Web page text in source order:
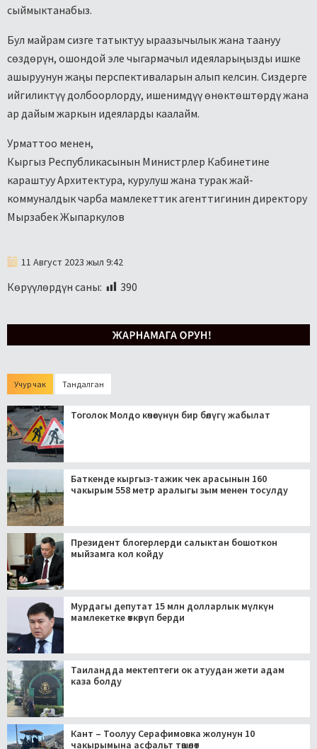
сыймыктанабыз.
Бул майрам сизге татыктуу ыраазычылык жана таануу
сөздөрүн, ошондой эле чыгармачыл идеяларыңызды ишке
ашыруунун жаңы перспективаларын алып келсин. Сиздерге
ийгиликтүү долбоорлорду, ишенимдүү өнөктөштөрдү жана
ар дайым жаркын идеяларды каалайм.
Урматтоо менен,
Кыргыз Республикасынын Министрлер Кабинетине
караштуу Архитектура, курулуш жана турак жай-
коммуналдык чарба мамлекеттик агенттигинин директору
Мырзабек Жыпаркулов
11 Август 2023 жыл 9:42
Көрүүлөрдүн саны: 390
Учур чак Тандалган
Тоголок Молдо көчөсүнүн бир бөлүгү жабылат
Баткенде кыргыз-тажик чек арасынын 160
чакырым 558 метр аралыгы зым менен тосулду
Президент блогерлерди салыктан бошоткон
мыйзамга кол койду
Мурдагы депутат 15 млн долларлык мүлкүн
мамлекетке өткөрүп берди
Таиландда мектептеги ок атуудан жети адам
каза болду
Кант – Тоолуу Серафимовка жолунун 10
чакырымына асфальт төшөлөт